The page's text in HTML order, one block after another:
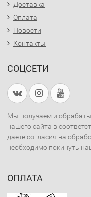
Доставка
Оплата
Новости
Контакты
СОЦСЕТИ
Мы получаем и
нашего сайта в
даете согласия на
необходимо покинуть
ОПЛАТА